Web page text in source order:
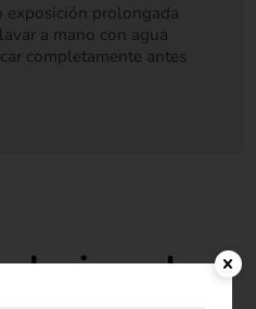
exposición prolongada
a mano con agua
completamente antes